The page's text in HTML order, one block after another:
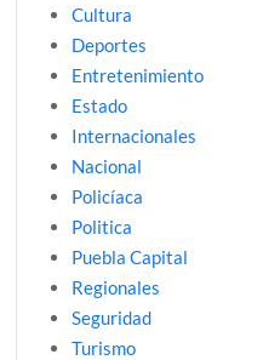
Cultura
Deportes
Entretenimiento
Estado
Internacionales
Nacional
Policíaca
Politica
Puebla Capital
Regionales
Seguridad
Turismo